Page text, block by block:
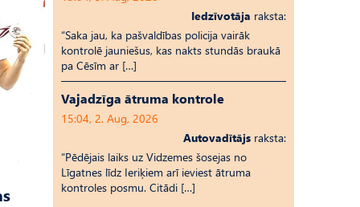
Iedzīvotāja raksta:
“Saka jau, ka pašvaldības policija vairāk
kontrolē jauniešus, kas nakts stundās braukā
pa Cēsīm ar […]
Vajadzīga ātruma kontrole
15:04, 2. Aug, 2026
Autovadītājs raksta:
“Pēdējais laiks uz Vid­ze­mes šosejas no
Līgatnes līdz Ieriķiem arī ieviest ātruma
kontroles posmu. Citādi […]